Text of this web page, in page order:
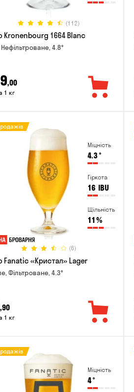
(112)
Kronenbourg 1664 Blanc
Нефільтроване, 4.8°
,00
1 кг
Міцність
4.3°
Гіркота
16 IBU
Щільність
11 %
(6)
Fanatic «Кристал» Lager
Фільтроване, 4.3°
,90
1 кг
Міцність
4°